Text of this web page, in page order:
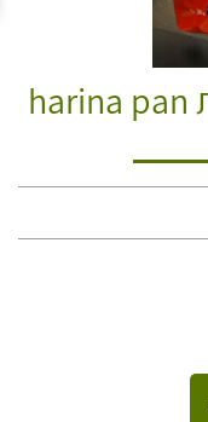
תערובת להכנת חביתיות harina pan